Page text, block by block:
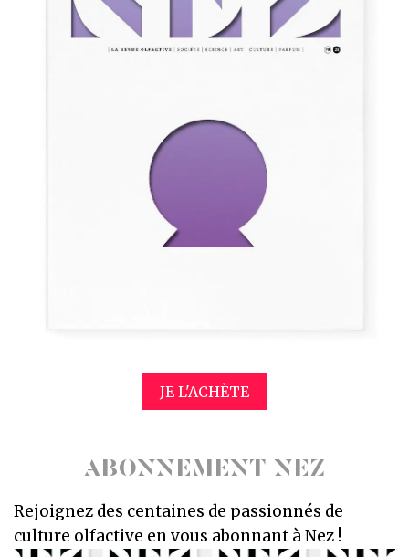
JE L'ACHÈTE
ABONNEMENT NEZ
Rejoignez des centaines de passionnés de
culture olfactive en vous abonnant à Nez !